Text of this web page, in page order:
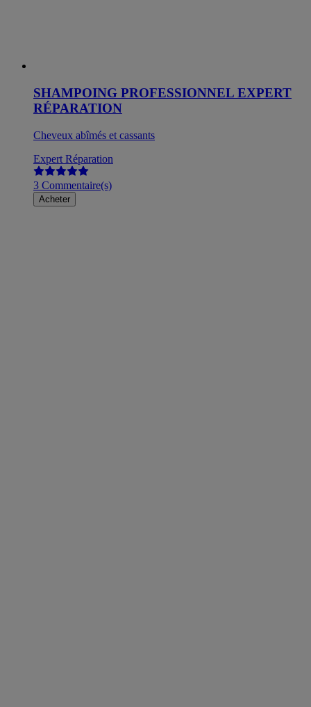
SHAMPOING PROFESSIONNEL EXPERT
RÉPARATION
Cheveux abîmés et cassants
Expert Réparation
3 Commentaire(s)
Acheter